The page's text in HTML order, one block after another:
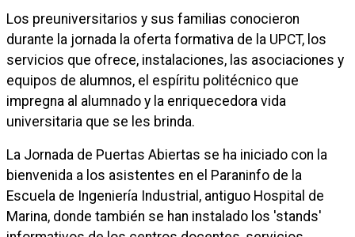
Los preuniversitarios y sus familias conocieron
durante la jornada la oferta formativa de la UPCT, los
servicios que ofrece, instalaciones, las asociaciones y
equipos de alumnos, el espíritu politécnico que
impregna al alumnado y la enriquecedora vida
universitaria que se les brinda.
La Jornada de Puertas Abiertas se ha iniciado con la
bienvenida a los asistentes en el Paraninfo de la
Escuela de Ingeniería Industrial, antiguo Hospital de
Marina, donde también se han instalado los 'stands'